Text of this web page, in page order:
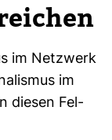
im Netz­werk
im
diesen Fel­